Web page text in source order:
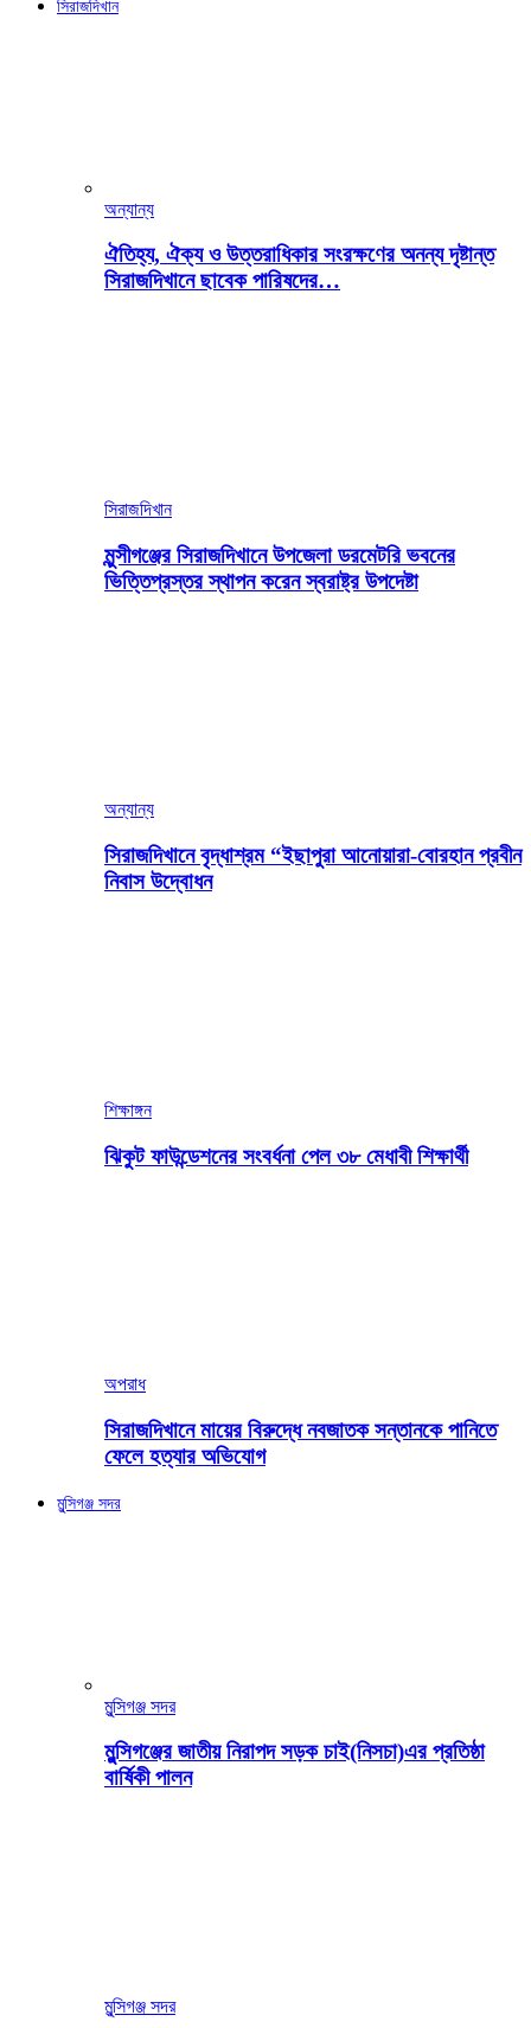
সিরাজদিখান
অন্যান্য
ঐতিহ্য, ঐক্য ও উত্তরাধিকার সংরক্ষণের অনন্য দৃষ্টান্ত
সিরাজদিখানে ছাবেক পারিষদের…
সিরাজদিখান
মুন্সীগঞ্জের সিরাজদিখানে উপজেলা ডরমেটরি ভবনের
ভিত্তিপ্রস্তর স্থাপন করেন স্বরাষ্ট্র উপদেষ্টা
অন্যান্য
সিরাজদিখানে বৃদ্ধাশ্রম “ইছাপুরা আনোয়ারা-বোরহান প্রবীন
নিবাস উদ্বোধন
শিক্ষাঙ্গন
ঝিকুট ফাউন্ডেশনের সংবর্ধনা পেল ৩৮ মেধাবী শিক্ষার্থী
অপরাধ
সিরাজদিখানে মায়ের বিরুদ্ধে নবজাতক সন্তানকে পানিতে
ফেলে হত্যার অভিযোগ
মুন্সিগঞ্জ সদর
মুন্সিগঞ্জ সদর
মুন্সিগঞ্জের জাতীয় নিরাপদ সড়ক চাই(নিসচা)এর প্রতিষ্ঠা
বার্ষিকী পালন
মুন্সিগঞ্জ সদর